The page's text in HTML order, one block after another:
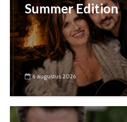
Summer Edition
6 augustus 2026